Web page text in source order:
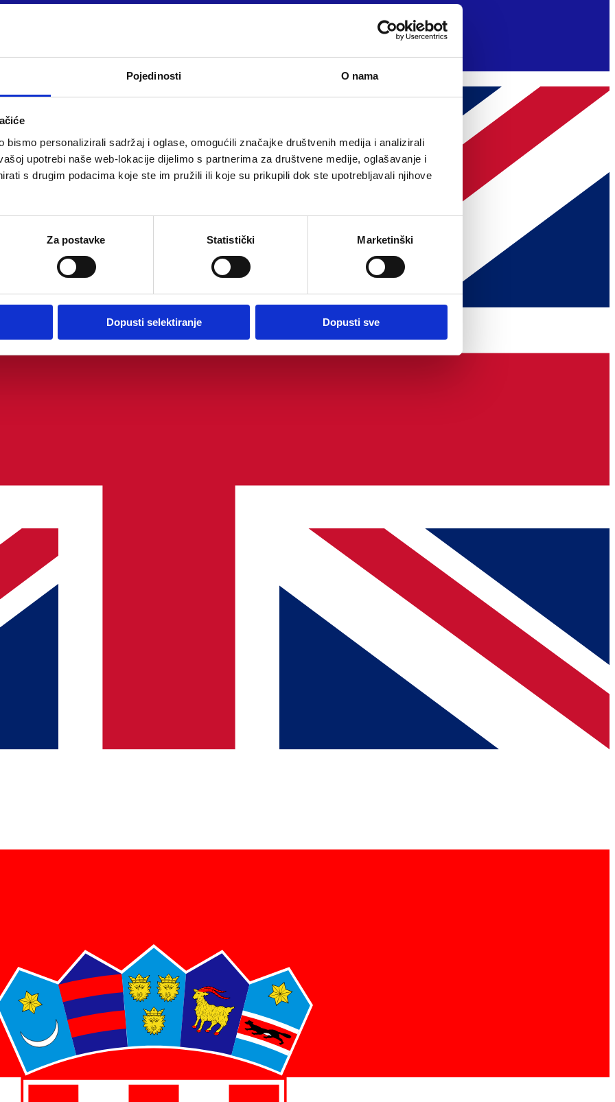
Pojedinosti O nama
bismo personalizirali sadržaj i oglase, omogućili značajke društvenih medija i analizirali
upotrebi naše web-lokacije dijelimo s partnerima za društvene medije, oglašavanje i
s drugim podacima koje ste im pružili ili koje su prikupili dok ste upotrebljavali njihove
Za postavke Statistički Marketinški
Dopusti selektiranje Dopusti sve